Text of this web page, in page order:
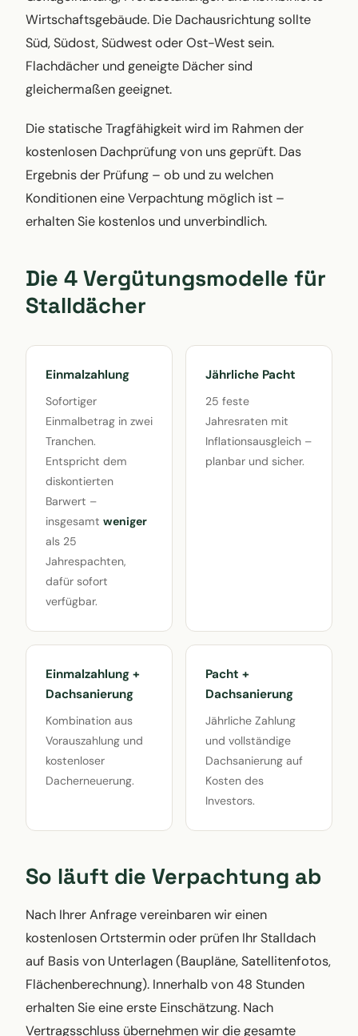
Wirtschaftsgebäude. Die Dachausrichtung sollte
Süd, Südost, Südwest oder Ost-West sein.
Flachdächer und geneigte Dächer sind
gleichermaßen geeignet.
Die statische Tragfähigkeit wird im Rahmen der
kostenlosen Dachprüfung von uns geprüft. Das
Ergebnis der Prüfung – ob und zu welchen
Konditionen eine Verpachtung möglich ist –
erhalten Sie kostenlos und unverbindlich.
Die 4 Vergütungsmodelle für
Stalldächer
Einmalzahlung
Sofortiger
Einmalbetrag in zwei
Tranchen.
Entspricht dem
diskontierten
Barwert –
insgesamt weniger
als 25
Jahrespachten,
dafür sofort
verfügbar.
Jährliche Pacht
25 feste
Jahresraten mit
Inflationsausgleich –
planbar und sicher.
Einmalzahlung +
Dachsanierung
Kombination aus
Vorauszahlung und
kostenloser
Dacherneuerung.
Pacht +
Dachsanierung
Jährliche Zahlung
und vollständige
Dachsanierung auf
Kosten des
Investors.
So läuft die Verpachtung ab
Nach Ihrer Anfrage vereinbaren wir einen
kostenlosen Ortstermin oder prüfen Ihr Stalldach
auf Basis von Unterlagen (Baupläne, Satellitenfotos,
Flächenberechnung). Innerhalb von 48 Stunden
erhalten Sie eine erste Einschätzung. Nach
Vertragsschluss übernehmen wir die gesamte